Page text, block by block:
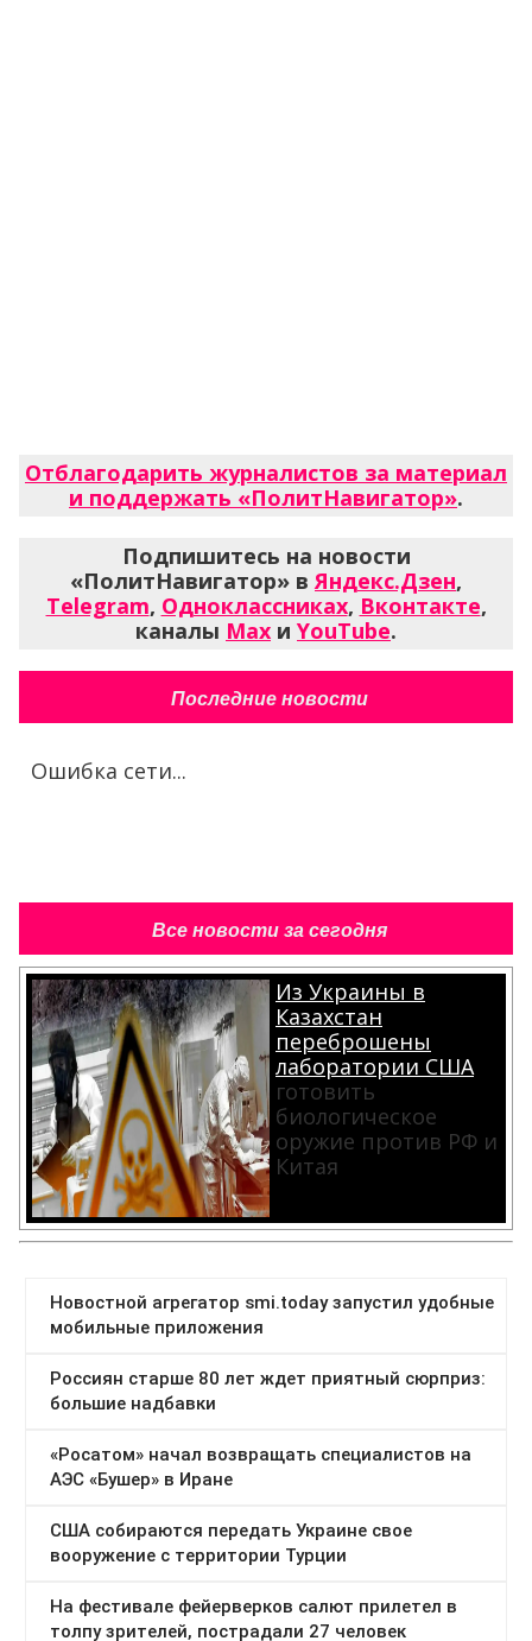
Отблагодарить журналистов за материал
и поддержать «ПолитНавигатор».
Подпишитесь на новости
«ПолитНавигатор» в Яндекс.Дзен,
Telegram, Одноклассниках, Вконтакте,
каналы Max и YouTube.
Последние новости
Ошибка сети...
Все новости за сегодня
Из Украины в
Казахстан
переброшены
лаборатории США
готовить
биологическое
оружие против РФ и
Китая